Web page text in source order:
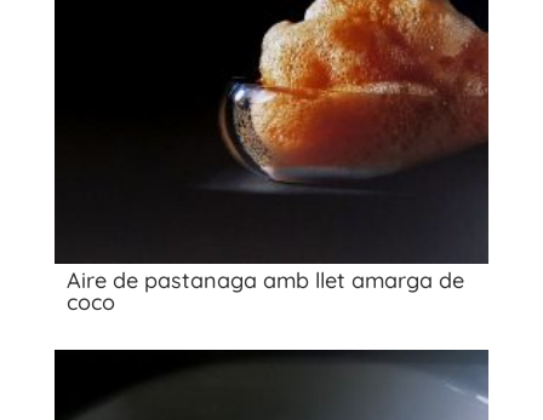
Aire de pastanaga amb llet amarga de
coco